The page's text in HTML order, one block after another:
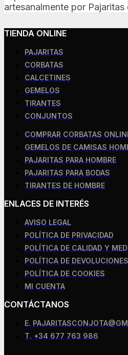
artesanalmente por
TIENDA ONLINE
PAJARITAS
CORBATAS
CALCETINES
GEMELOS
TIRANTES
CONJUNTOS
COMPRAR CORBATAS
GEMELOS DE CAMISAS
PAJARITAS PARA HOMBRE
PAJARITAS PARA BODAS
TIRANTES DE HOMBRE
ENLACES DE INTERÉS
AVISO LEGAL
POLÍTICA DE PRIVACIDAD
POLÍTICA DE CALIDAD Y
POLÍTICA DE DEVOLUCIONES
POLÍTICA DE COOKIES
MI CUENTA
CONTÁCTANOS
E.
T. +34 677 763 986